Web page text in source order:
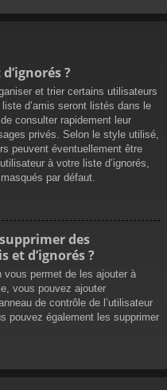
?
et trier certains utilisateurs
d’amis seront listés dans le
consulter rapidement leur
privés. Selon le style utilisé,
peuvent éventuellement être
à votre liste d’ignorés,
par défaut.
des
et d’ignorés ?
vous permet de les ajouter à
vous pouvez ajouter
de contrôle de l’utilisateur
pouvez également les supprimer